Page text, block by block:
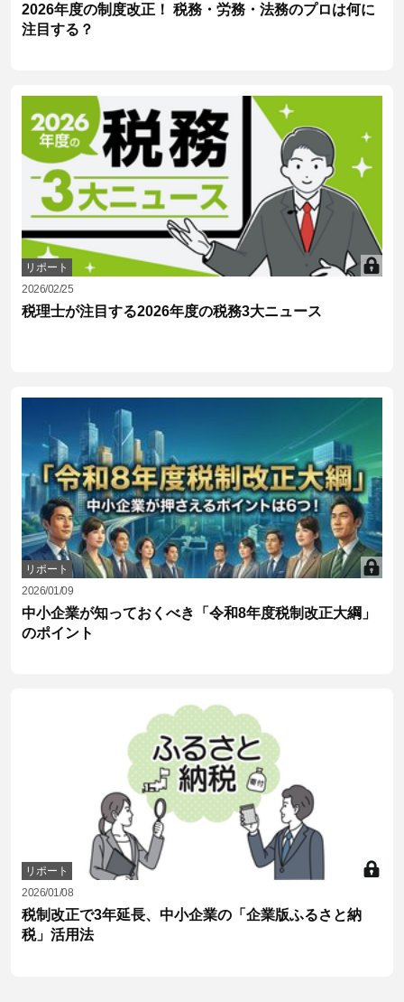
2026年度の制度改正！ 税務・労務・法務のプロは何に
注目する？
リポート
2026/02/25
税理士が注目する2026年度の税務3大ニュース
リポート
2026/01/09
中小企業が知っておくべき「令和8年度税制改正大綱」
のポイント
リポート
2026/01/08
税制改正で3年延長、中小企業の「企業版ふるさと納
税」活用法